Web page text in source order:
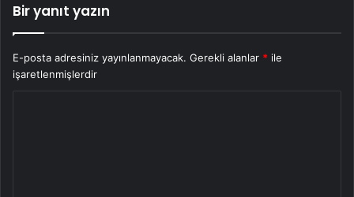
Bir yanıt yazın
E-posta adresiniz yayınlanmayacak. Gerekli alanlar * ile
işaretlenmişlerdir